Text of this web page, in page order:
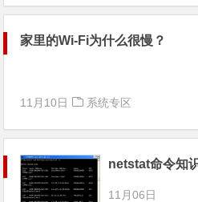
家里的Wi-Fi为什么很慢？
11月10日 系统专区
netstat命令知
11月06日